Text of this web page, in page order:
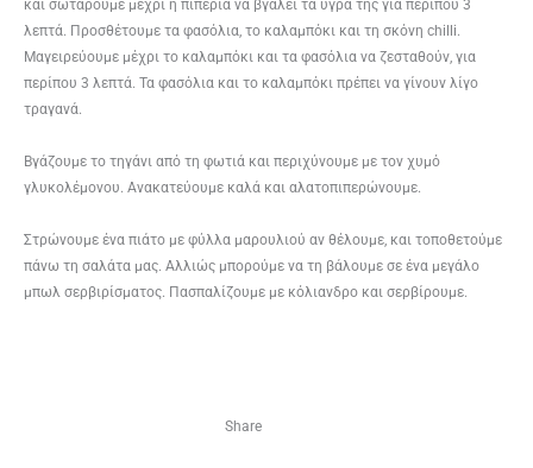
και σωτάρουμε μέχρι η πιπεριά να βγάλει τα υγρά της για περίπου 3
λεπτά. Προσθέτουμε τα φασόλια, το καλαμπόκι και τη σκόνη chilli.
Μαγειρεύουμε μέχρι το καλαμπόκι και τα φασόλια να ζεσταθούν, για
περίπου 3 λεπτά. Τα φασόλια και το καλαμπόκι πρέπει να γίνουν λίγο
τραγανά.
Βγάζουμε το τηγάνι από τη φωτιά και περιχύνουμε με τον χυμό
γλυκολέμονου. Ανακατεύουμε καλά και αλατοπιπερώνουμε.
Στρώνουμε ένα πιάτο με φύλλα μαρουλιού αν θέλουμε, και τοποθετούμε
πάνω τη σαλάτα μας. Αλλιώς μπορούμε να τη βάλουμε σε ένα μεγάλο
μπωλ σερβιρίσματος. Πασπαλίζουμε με κόλιανδρο και σερβίρουμε.
Share